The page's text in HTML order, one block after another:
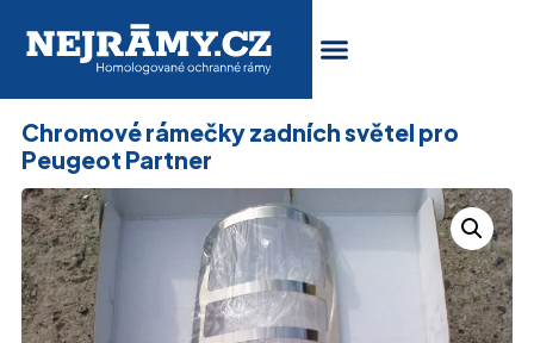
Chromové rámečky zadních světel pro
Peugeot Partner